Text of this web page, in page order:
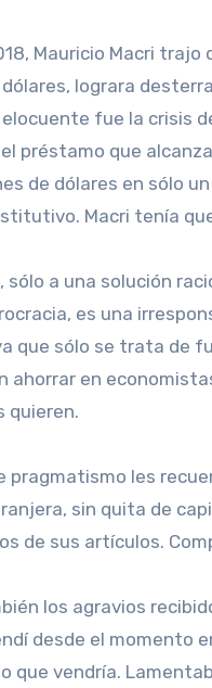
Mauricio Macri
lograra
fue la crisis
préstamo que
de dólares en sólo
Macri tenía
a una solución
es una
que sólo se trata de
ahorrar en
quieren.
pragmatismo les
sin quita de
de sus artículos.
los agravios
desde el momento
que vendría.